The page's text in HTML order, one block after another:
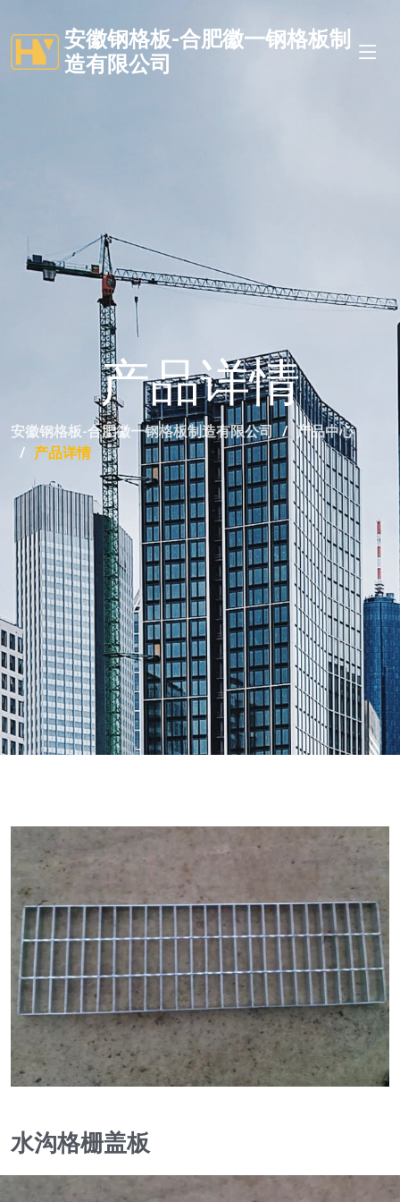
安徽钢格板-合肥徽一钢格板制
造有限公司
产品详情
安徽钢格板-合肥徽一钢格板制造有限公司
产品中心
产品详情
水沟格栅盖板